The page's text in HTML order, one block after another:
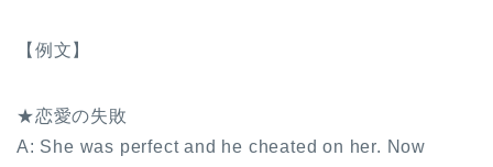
【例文】
★恋愛の失敗
A: She was perfect and he cheated on her. Now